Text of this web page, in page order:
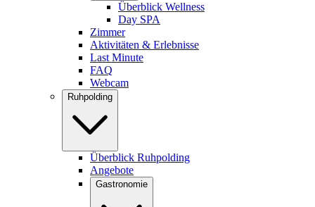
Überblick Wellness
Day SPA
Zimmer
Aktivitäten & Erlebnisse
Last Minute
FAQ
Webcam
Ruhpolding
Überblick Ruhpolding
Angebote
Gastronomie